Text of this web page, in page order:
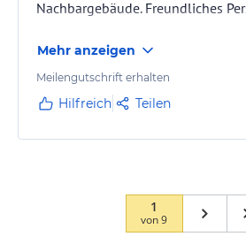
Nachbargebäude. Freundliches
Mehr anzeigen
Meilengutschrift erhalten
Hilfreich Teilen
1
von9